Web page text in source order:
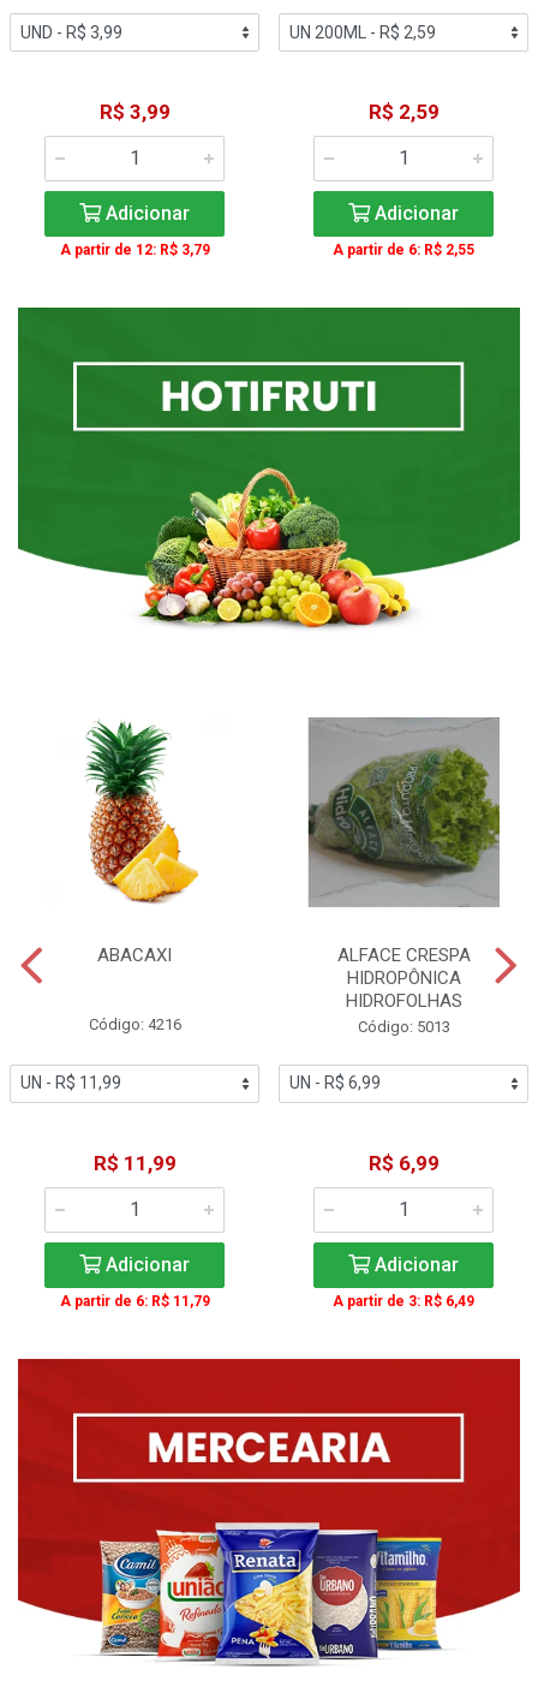
R$ 3,99
Adicionar
A partir de 12: R$ 3,79
R$ 2,59
Adicionar
A partir de 6: R$ 2,55
ABACAXI
Código: 4216
R$ 11,99
Adicionar
A partir de 6: R$ 11,79
ALFACE CRESPA
HIDROPÔNICA
HIDROFOLHAS
Código: 5013
R$ 6,99
Adicionar
A partir de 3: R$ 6,49